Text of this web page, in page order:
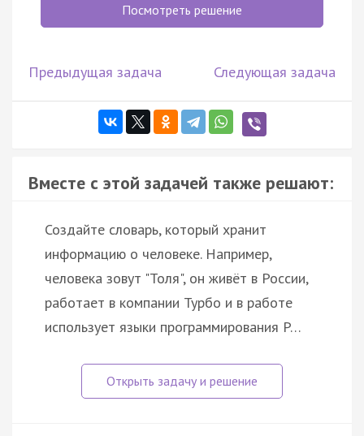
Посмотреть решение
Предыдущая задача Следующая задача
Вместе с этой задачей также решают:
Создайте словарь, который хранит
информацию о человеке. Например,
человека зовут "Толя", он живёт в России,
работает в компании Турбо и в работе
использует языки программирования P…